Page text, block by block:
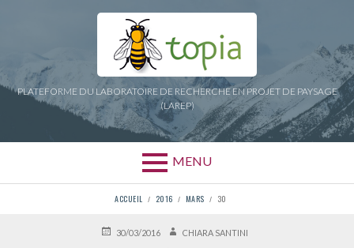
PLATEFORME DU LABORATOIRE DE RECHERCHE EN PROJET DE PAYSAGE
(LAREP)
MENU
D'ARIANE
ACCUEIL 2016 MARS 30
PUBLIÉ30/03/2016 AUTEUR
CHIARA SANTINI